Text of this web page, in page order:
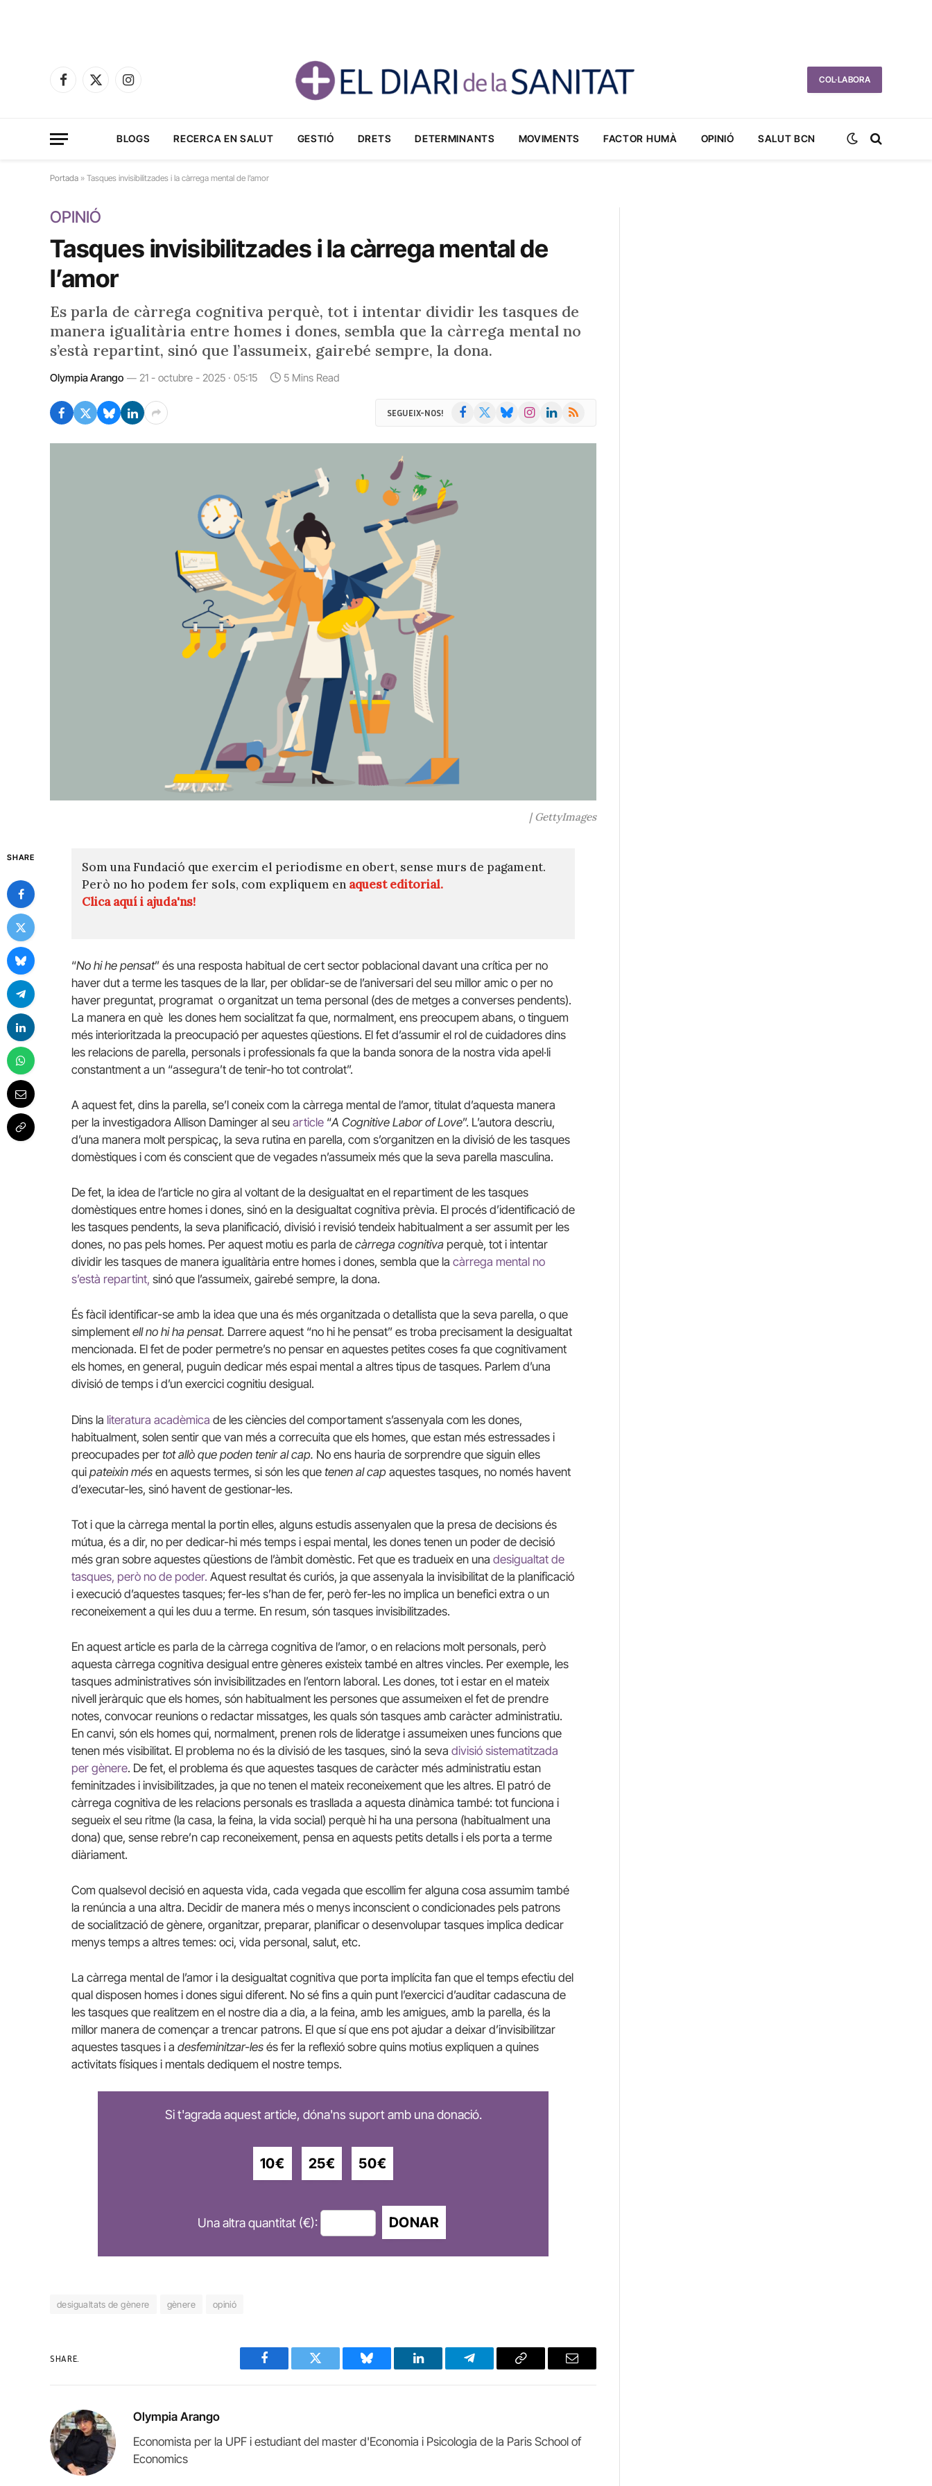
Facebook
X
Instagram
COL·LABORA
BLOGS RECERCA EN SALUT GESTIÓ DRETS DETERMINANTS MOVIMENTS FACTOR HUMÀ OPINIÓ SALUT BCN
Portada » Tasques invisibilitzades i la càrrega mental de l’amor
OPINIÓ
Tasques invisibilitzades i la càrrega mental de
l’amor
Es parla de càrrega cognitiva perquè, tot i intentar dividir les tasques de
manera igualitària entre homes i dones, sembla que la càrrega mental no
s’està repartint, sinó que l’assumeix, gairebé sempre, la dona.
Olympia Arango 21 - octubre - 2025 · 05:15 5 Mins Read
SEGUEIX-NOS! Facebook BlueskyInstagramLinkedIn
RSS
| GettyImages
SHARE
Som una Fundació que exercim el periodisme en obert, sense murs de pagament.
Però no ho podem fer sols, com expliquem en aquest editorial.
Clica aquí i ajuda'ns!
“No hi he pensat” és una resposta habitual de cert sector poblacional davant una crítica per no
haver dut a terme les tasques de la llar, per oblidar-se de l’aniversari del seu millor amic o per no
haver preguntat, programat o organitzat un tema personal (des de metges a converses pendents).
La manera en què les dones hem socialitzat fa que, normalment, ens preocupem abans, o tinguem
més interioritzada la preocupació per aquestes qüestions. El fet d’assumir el rol de cuidadores dins
les relacions de parella, personals i professionals fa que la banda sonora de la nostra vida apel·li
constantment a un “assegura’t de tenir-ho tot controlat”.
A aquest fet, dins la parella, se’l coneix com la càrrega mental de l’amor, titulat d’aquesta manera
per la investigadora Allison Daminger al seu article “A Cognitive Labor of Love”. L’autora descriu,
d’una manera molt perspicaç, la seva rutina en parella, com s’organitzen en la divisió de les tasques
domèstiques i com és conscient que de vegades n’assumeix més que la seva parella masculina.
De fet, la idea de l’article no gira al voltant de la desigualtat en el repartiment de les tasques
domèstiques entre homes i dones, sinó en la desigualtat cognitiva prèvia. El procés d’identificació de
les tasques pendents, la seva planificació, divisió i revisió tendeix habitualment a ser assumit per les
dones, no pas pels homes. Per aquest motiu es parla de càrrega cognitiva perquè, tot i intentar
dividir les tasques de manera igualitària entre homes i dones, sembla que la càrrega mental no
s’està repartint, sinó que l’assumeix, gairebé sempre, la dona.
És fàcil identificar-se amb la idea que una és més organitzada o detallista que la seva parella, o que
simplement ell no hi ha pensat. Darrere aquest “no hi he pensat” es troba precisament la desigualtat
mencionada. El fet de poder permetre’s no pensar en aquestes petites coses fa que cognitivament
els homes, en general, puguin dedicar més espai mental a altres tipus de tasques. Parlem d’una
divisió de temps i d’un exercici cognitiu desigual.
Dins la literatura acadèmica de les ciències del comportament s’assenyala com les dones,
habitualment, solen sentir que van més a correcuita que els homes, que estan més estressades i
preocupades per tot allò que poden tenir al cap. No ens hauria de sorprendre que siguin elles
qui pateixin més en aquests termes, si són les que tenen al cap aquestes tasques, no només havent
d’executar-les, sinó havent de gestionar-les.
Tot i que la càrrega mental la portin elles, alguns estudis assenyalen que la presa de decisions és
mútua, és a dir, no per dedicar-hi més temps i espai mental, les dones tenen un poder de decisió
més gran sobre aquestes qüestions de l’àmbit domèstic. Fet que es tradueix en una desigualtat de
tasques, però no de poder. Aquest resultat és curiós, ja que assenyala la invisibilitat de la planificació
i execució d’aquestes tasques; fer-les s’han de fer, però fer-les no implica un benefici extra o un
reconeixement a qui les duu a terme. En resum, són tasques invisibilitzades.
En aquest article es parla de la càrrega cognitiva de l’amor, o en relacions molt personals, però
aquesta càrrega cognitiva desigual entre gèneres existeix també en altres vincles. Per exemple, les
tasques administratives són invisibilitzades en l’entorn laboral. Les dones, tot i estar en el mateix
nivell jeràrquic que els homes, són habitualment les persones que assumeixen el fet de prendre
notes, convocar reunions o redactar missatges, les quals són tasques amb caràcter administratiu.
En canvi, són els homes qui, normalment, prenen rols de lideratge i assumeixen unes funcions que
tenen més visibilitat. El problema no és la divisió de les tasques, sinó la seva divisió sistematitzada
per gènere. De fet, el problema és que aquestes tasques de caràcter més administratiu estan
feminitzades i invisibilitzades, ja que no tenen el mateix reconeixement que les altres. El patró de
càrrega cognitiva de les relacions personals es trasllada a aquesta dinàmica també: tot funciona i
segueix el seu ritme (la casa, la feina, la vida social) perquè hi ha una persona (habitualment una
dona) que, sense rebre’n cap reconeixement, pensa en aquests petits detalls i els porta a terme
diàriament.
Com qualsevol decisió en aquesta vida, cada vegada que escollim fer alguna cosa assumim també
la renúncia a una altra. Decidir de manera més o menys inconscient o condicionades pels patrons
de socialització de gènere, organitzar, preparar, planificar o desenvolupar tasques implica dedicar
menys temps a altres temes: oci, vida personal, salut, etc.
La càrrega mental de l’amor i la desigualtat cognitiva que porta implícita fan que el temps efectiu del
qual disposen homes i dones sigui diferent. No sé fins a quin punt l’exercici d’auditar cadascuna de
les tasques que realitzem en el nostre dia a dia, a la feina, amb les amigues, amb la parella, és la
millor manera de començar a trencar patrons. El que sí que ens pot ajudar a deixar d’invisibilitzar
aquestes tasques i a desfeminitzar-les és fer la reflexió sobre quins motius expliquen a quines
activitats físiques i mentals dediquem el nostre temps.
Si t'agrada aquest article, dóna'ns suport amb una donació.
10€ 25€ 50€
Una altra quantitat (€): DONAR
desigualtats de gènere gènere opinió
SHARE.
Facebook Twitter Bluesky LinkedIn Telegram Copy
Email
Olympia Arango
Economista per la UPF i estudiant del master d'Economia i Psicologia de la Paris School of
Economics